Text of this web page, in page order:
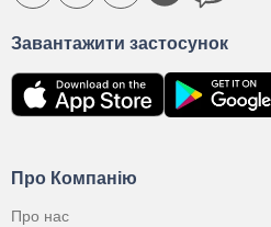
Про Компанію
Про нас
Завантажити застосунок